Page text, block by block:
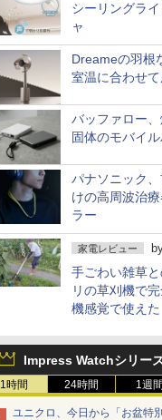
シーリングラ
ャ
Dreameの羽
室温に合わせ
バッファロー
固体のモバイ
パナソニック
けの高周波治
ラー
家電レビュー
手ごわい雑草
リの草刈機で
機感覚で使えた
Impress Watchシリー
1時間 24時間 1週間
ユニクロ、今日から「お盆特